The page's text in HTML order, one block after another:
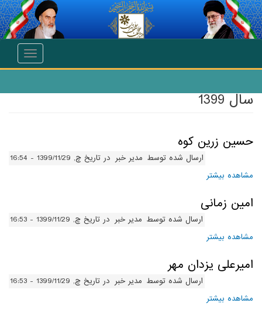
انتقال به محتوای اصلی
Toggle
سال 1399
حسین زرین کوه
ارسال شده توسط مدیر خبر در تاریخ چ, 1399/11/29 - 16:54
مشاهده بیشتر
امین زمانی
ارسال شده توسط مدیر خبر در تاریخ چ, 1399/11/29 - 16:53
مشاهده بیشتر
امیرعلی یزدان مهر
ارسال شده توسط مدیر خبر در تاریخ چ, 1399/11/29 - 16:53
مشاهده بیشتر